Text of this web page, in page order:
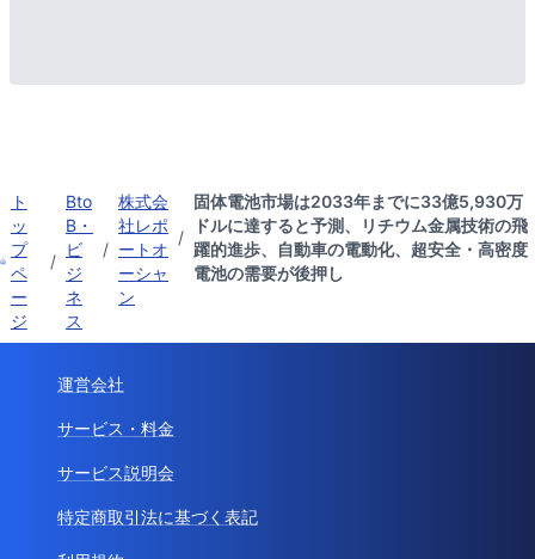
ト
ッ
プ
ペ
ー
ジ
/
Bto
B・
ビ
ジ
ネ
ス
/
株式会
社レポ
ートオ
ーシャ
ン
/
固体電池市場は2033年までに33億5,930万
ドルに達すると予測、リチウム金属技術の飛
躍的進歩、自動車の電動化、超安全・高密度
電池の需要が後押し
運営会社
サービス・料金
サービス説明会
特定商取引法に基づく表記